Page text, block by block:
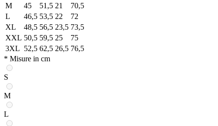
M
45 51,5 21
70,5
L
46,5 53,5 22
72
XL
48,5 56,5 23,5 73,5
XXL 50,5 59,5 25
75
3XL 52,5 62,5 26,5 76,5
* Misure in cm
S
M
L